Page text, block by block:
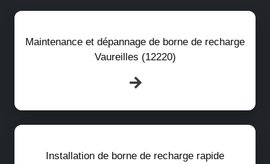
Maintenance et dépannage de borne de recharge
Vaureilles (12220)
Installation de borne de recharge rapide